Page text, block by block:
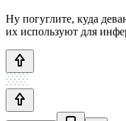
Ну погуглите, куда
их используют для